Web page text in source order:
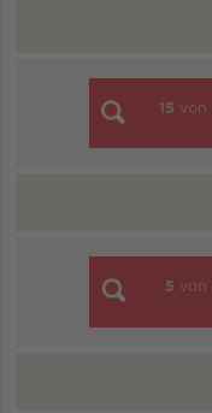
15 von
5 von